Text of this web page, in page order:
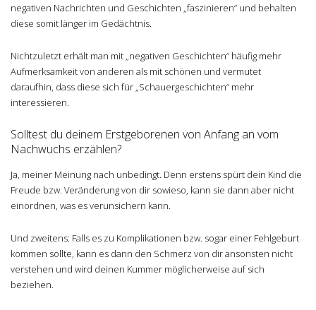
negativen Nachrichten und Geschichten „faszinieren“ und behalten
diese somit länger im Gedächtnis.
Nichtzuletzt erhält man mit „negativen Geschichten“ häufig mehr
Aufmerksamkeit von anderen als mit schönen und vermutet
daraufhin, dass diese sich für „Schauergeschichten“ mehr
interessieren.
Solltest du deinem Erstgeborenen von Anfang an vom
Nachwuchs erzählen?
Ja, meiner Meinung nach unbedingt. Denn erstens spürt dein Kind die
Freude bzw. Veränderung von dir sowieso, kann sie dann aber nicht
einordnen, was es verunsichern kann.
Und zweitens: Falls es zu Komplikationen bzw. sogar einer Fehlgeburt
kommen sollte, kann es dann den Schmerz von dir ansonsten nicht
verstehen und wird deinen Kummer möglicherweise auf sich
beziehen.